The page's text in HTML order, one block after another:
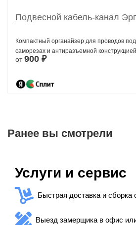
Подвесной кабель-канал
Компактный органайзер для проводов
саморезах и антиразъемной конструкцией.
от900 ₽
Ранее вы смотрели
Услуги и сервис
Быстрая доставка и сборка
Выезд замерщика в офис